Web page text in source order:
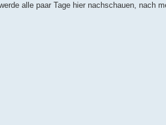
alle paar Tage hier nachschauen, nach